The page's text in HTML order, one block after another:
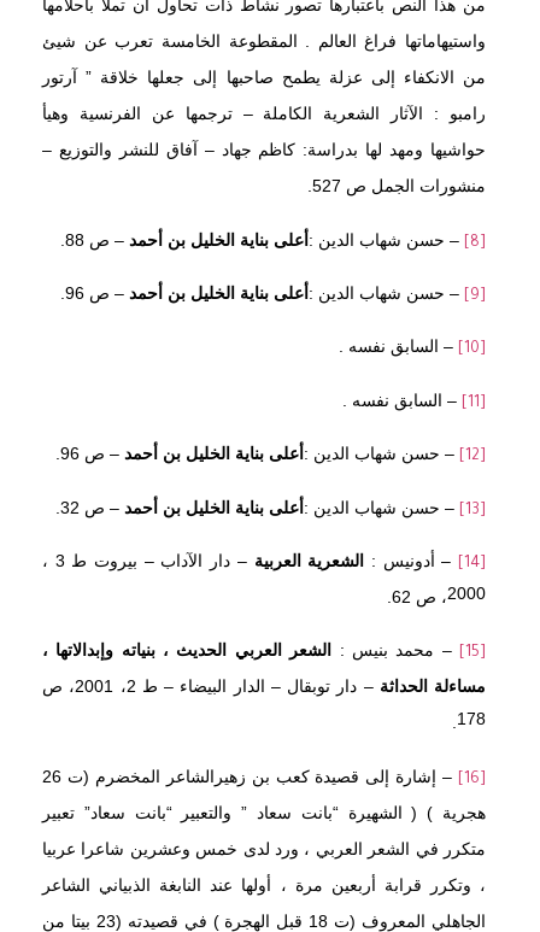
من هذا النص باعتبارها تصور نشاط ذات تحاول أن تملأ بأحلامها
واستيهاماتها فراغ العالم . المقطوعة الخامسة تعرب عن شيئ
من الانكفاء إلى عزلة يطمح صاحبها إلى جعلها خلاقة ” آرتور
رامبو : الآثار الشعرية الكاملة – ترجمها عن الفرنسية وهيأ
حواشيها ومهد لها بدراسة: كاظم جهاد – آفاق للنشر والتوزيع –
منشورات الجمل ص 527.
– حسن شهاب الدين : أعلى بناية الخليل بن أحمد – ص 88.
[9] – حسن شهاب الدين : أعلى بناية الخليل بن أحمد – ص 96.
[10] – السابق نفسه .
[11] – السابق نفسه .
[12] – حسن شهاب الدين : أعلى بناية الخليل بن أحمد – ص 96.
– حسن شهاب الدين : أعلى بناية الخليل بن أحمد – ص 32.
[14] – أدونيس : الشعرية العربية
– دار الآداب – بيروت ط 3 ،
2000، ص 62.
[15] – محمد بنيس :
الشعر العربي الحديث ، بنياته وإبدالاتها ،
مساءلة الحداثة
– دار توبقال – الدار البيضاء – ط 2، 2001، ص
178.
– إشارة إلى قصيدة كعب بن زهيرالشاعر المخضرم (ت 26
هجرية ) ( الشهيرة “بانت سعاد ” والتعبير “بانت سعاد” تعبير
متكرر في الشعر العربي ، ورد لدى خمس وعشرين شاعرا عربيا
، وتكرر قرابة أربعين مرة ، أولها عند النابغة الذبياني الشاعر
الجاهلي المعروف (ت 18 قبل الهجرة ) في قصيدته (23 بيتا من